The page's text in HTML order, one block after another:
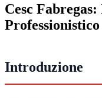
Cesc
Introduzione